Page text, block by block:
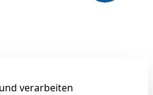
verarbeiten